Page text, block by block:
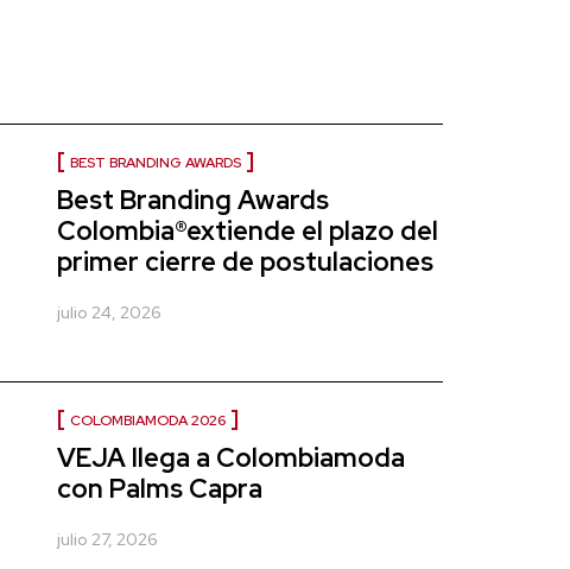
BEST BRANDING AWARDS
Best Branding Awards
Colombia®extiende el plazo del
primer cierre de postulaciones
julio 24, 2026
COLOMBIAMODA 2026
VEJA llega a Colombiamoda
con Palms Capra
julio 27, 2026